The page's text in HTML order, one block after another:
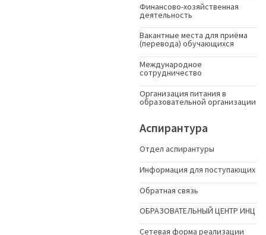
Финансово-хозяйственная
деятельность
Вакантные места для приёма
(перевода) обучающихся
Международное
сотрудничество
Организация питания в
образовательной организации
Аспирантура
Отдел аспирантуры
Информация для поступающих
Обратная связь
ОБРАЗОВАТЕЛЬНЫЙ ЦЕНТР ИНЦ
Сетевая форма реализации